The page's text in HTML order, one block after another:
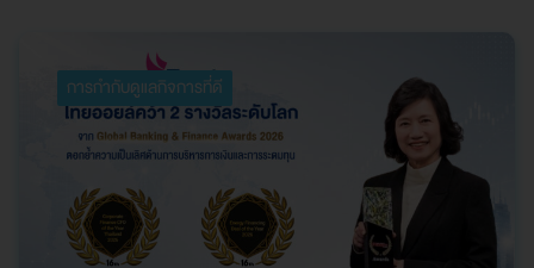
การกำกับดูแลกิจการที่ดี